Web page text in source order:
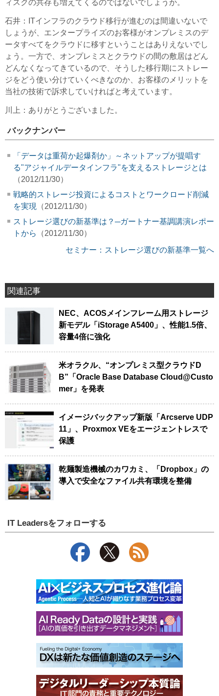
ィスクの共存も増えてくるのではないでしょうか。
石井 ：ITインフラのクラウド移行が進むのは間違いないで
しょうが、エンタープライズのお客様がオンプレミスのデ
ータすべてをクラウドに移すということはありえないでし
ょう。一方で、オンプレミスとクラウドの間の敷居はどん
どんなくなってきているので、そうした移行期にストレー
ジをどう使い分けていくべきなのか、お客様のメリットを
当社の技術で訴求していければと考えています。
川上 ：ありがとうございました。
バックナンバー
「データは重荷か起爆剤か」～ネットアップが提唱す
る"アジャイルデータインフラ"を支えるストレージとは
（2012/11/30）
戦略的ストレージ投資によるコストとワークロード削減
を実現
（2012/11/30）
ストレージ選びの新基準は？─ガートナー基調講演レポー
トから
（2012/11/30）
セミナー：ストレージ選びの新基準一覧へ
関連記事
NEC、ACOSメインフレーム用ストレージ
新モデル「iStorage A5400」、性能1.5倍、
容量4倍に強化
米オラクル、“オンプレミス型クラウドD
B”「Oracle Base Database Cloud@Custo
mer」を発表
イメージバックアップ新版「Arcserve UDP
11」、Proxmox VEをエージェントレスで
保護
乾麺製造機械のカワカミ、「Dropbox」の
導入で安全なファイル共有環境を整備
IT Leadersをフォローする